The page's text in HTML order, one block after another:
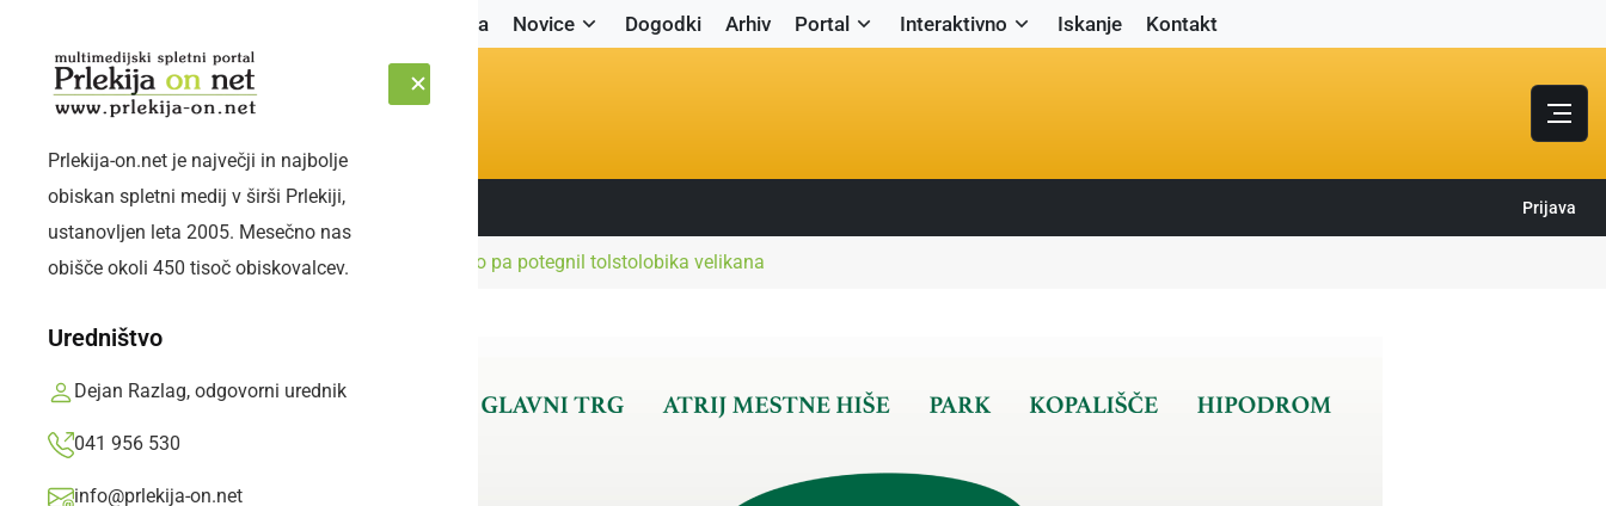
Naslovnica Novice Dogodki Arhiv Portal Interaktivno Iskanje Kontakt
SOBOTA, 8. AVGUST 2026 Sledite nam: Prijava
Prlekija-on.net je največji in najbolje
obiskan spletni medij v širši Prlekiji,
ustanovljen leta 2005. Mesečno nas
obišče okoli 450 tisoč obiskovalcev.
Uredništvo
Dejan Razlag, odgovorni urednik
041 956 530
info@prlekija-on.net
Naslovnica NaravaLovil je ščuko, na suho pa potegnil tolstolobika velikana